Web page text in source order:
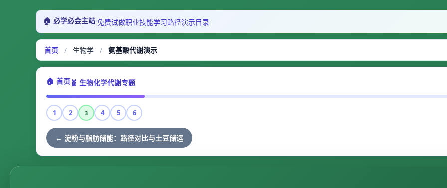
🏠 必学必会主站·免费试做职业技能学习路径演示目录
首页 / 生物学 / 氨基酸代谢演示
🏠 首页🧬 生物化学代谢专题
1 2 3 4 5 6
← 淀粉与脂肪储能：路径对比与土豆储运